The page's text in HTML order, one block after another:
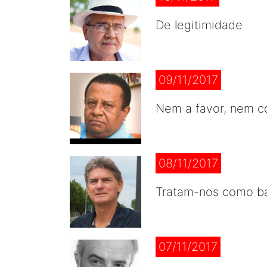
De legitimidade
09/11/2017
Nem a favor, nem
08/11/2017
Tratam-nos como
07/11/2017